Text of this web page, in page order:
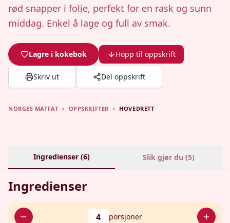
rød snapper i folie, perfekt for en rask og sunn
middag. Enkel å lage og full av smak.
Lagre i kokebok Hopp til oppskrift
Skriv ut Del oppskrift
NORGES MATFAT › OPPSKRIFTER › HOVEDRETT
Ingredienser (6) Slik gjør du (5)
Ingredienser
4 porsjoner